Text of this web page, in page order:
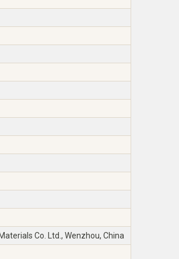
Co. Ltd., Wenzhou, China